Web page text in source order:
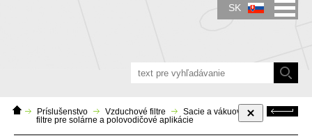
Domáca
stránka
Príslušenstvo Vzduchové filtre
Sacie a vákuové
filtre pre solárne a polovodičové aplikácie
Späť
SK